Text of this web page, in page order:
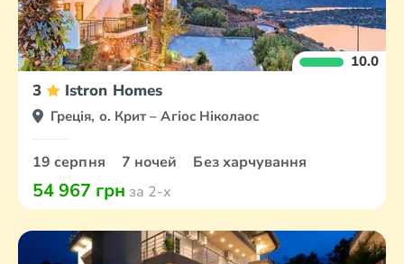
10.0
3 Istron Homes
Греція, о. Крит – Агіос Ніколаос
19 серпня 7 ночей Без харчування
54 967 грн за 2-х